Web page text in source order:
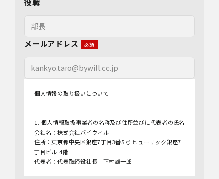
役職
メールアドレス
個人情報の取り扱いについて
1. 個人情報取扱事業者の名称及び住所並びに代表者の氏名
会社名：株式会社バイウィル
住所：東京都中央区銀座7丁目3番5号 ヒューリック銀座7
丁目ビル 4階
代表者：代表取締役社長 下村雄一郎